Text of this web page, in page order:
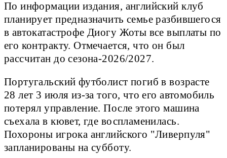
По информации издания, английский клуб
планирует предназначить семье разбившегося
в автокатастрофе Диогу Жоты все выплаты по
его контракту. Отмечается, что он был
рассчитан до сезона-2026/2027.
Португальский футболист погиб в возрасте
28 лет 3 июля из-за того, что его автомобиль
потерял управление. После этого машина
съехала в кювет, где воспламенилась.
Похороны игрока английского "Ливерпуля"
запланированы на субботу.